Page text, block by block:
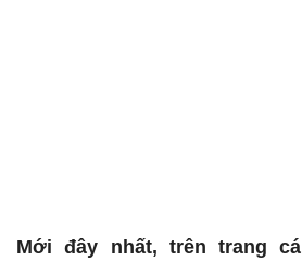
Mới đây nhất, trên trang